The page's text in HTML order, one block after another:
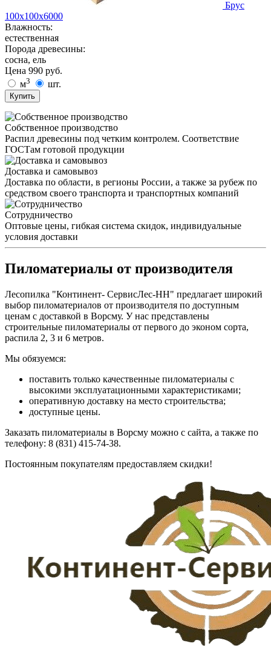
Брус
100х100х6000
Влажность:
естественная
Порода древесины:
сосна, ель
Цена 990 руб.
м3 шт.
Купить
Собственное производство
Распил древесины под четким контролем. Соответствие
ГОСТам готовой продукции
Доставка и самовывоз
Доставка по области, в регионы России, а также за рубеж по
средством своего транспорта и транспортных компаний
Сотрудничество
Оптовые цены, гибкая система скидок, индивидуальные
условия доставки
Пиломатериалы от производителя
Лесопилка "Континент- СервисЛес-НН" предлагает широкий
выбор пиломатериалов от производителя по доступным
ценам с доставкой в Ворсму. У нас представлены
строительные пиломатериалы от первого до эконом сорта,
распила 2, 3 и 6 метров.
Мы обязуемся:
поставить только качественные пиломатериалы с
высокими эксплуатационными характеристиками;
оперативную доставку на место строительства;
доступные цены.
Заказать пиломатериалы в Ворсму можно с сайта, а также по
телефону: 8 (831) 415-74-38.
Постоянным покупателям предоставляем скидки!